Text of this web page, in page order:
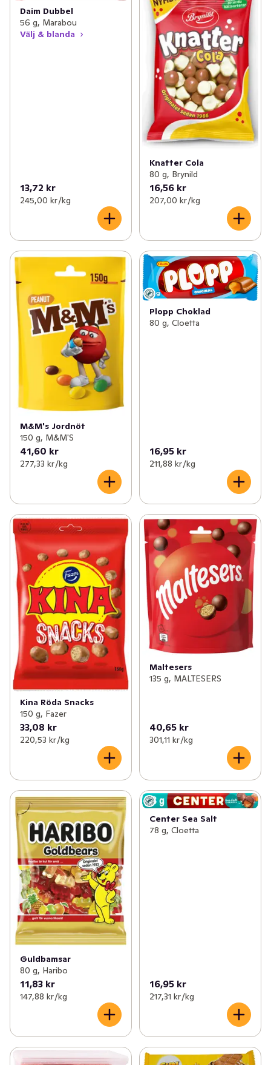
Daim Dubbel
56 g, Marabou
Välj & blanda
13,72 kr
245,00 kr /kg
Knatter Cola
80 g, Brynild
16,56 kr
207,00 kr /kg
M&M's Jordnöt
150 g, M&M'S
41,60 kr
277,33 kr /kg
Plopp Choklad
80 g, Cloetta
16,95 kr
211,88 kr /kg
Kina Röda Snacks
150 g, Fazer
33,08 kr
220,53 kr /kg
Maltesers
135 g, MALTESERS
40,65 kr
301,11 kr /kg
Guldbamsar
80 g, Haribo
11,83 kr
147,88 kr /kg
Center Sea Salt
78 g, Cloetta
16,95 kr
217,31 kr /kg